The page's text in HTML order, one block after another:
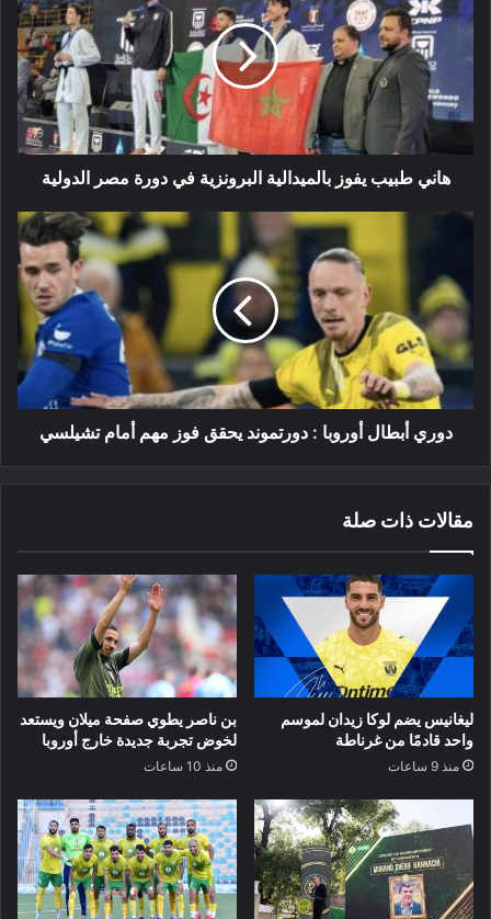
يفوز
بالميدالية
البرونزية
دورة
مصر
الدولية
هاني طبيب يفوز بالميدالية البرونزية في دورة مصر الدولية
دوري
دورتموند
يحقق
فوز
أمام
تشيلسي
دوري أبطال أوروبا : دورتموند يحقق فوز مهم أمام تشيلسي
مقالات ذات صلة
ليغانيس يضم لوكا زيدان لموسم
واحد قادمًا من غرناطة
منذ 9 ساعات
بن ناصر يطوي صفحة ميلان ويستعد
لخوض تجربة جديدة خارج أوروبا
منذ 10 ساعات